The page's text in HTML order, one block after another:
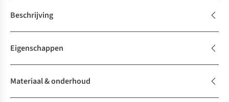
Beschrijving
Eigenschappen
Materiaal & onderhoud